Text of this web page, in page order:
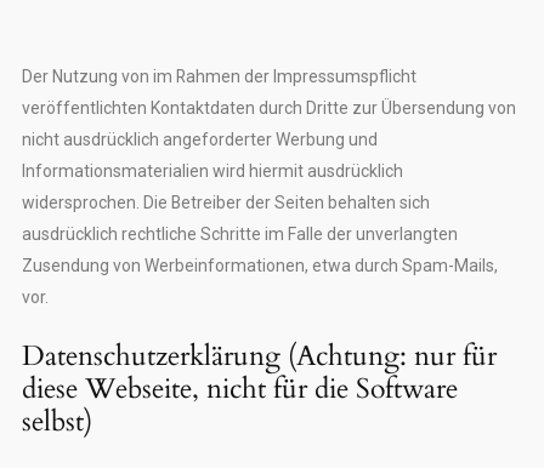
Der Nutzung von im Rahmen der Impressumspflicht
veröffentlichten Kontaktdaten durch Dritte zur Übersendung von
nicht ausdrücklich angeforderter Werbung und
Informationsmaterialien wird hiermit ausdrücklich
widersprochen. Die Betreiber der Seiten behalten sich
ausdrücklich rechtliche Schritte im Falle der unverlangten
Zusendung von Werbeinformationen, etwa durch Spam-Mails,
vor.
Datenschutzerklärung (Achtung: nur für
diese Webseite, nicht für die Software
selbst)